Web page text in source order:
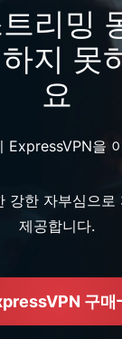
리밍
지 못
요
ExpressVPN을
강한 자부심으
제공합니다.
구매